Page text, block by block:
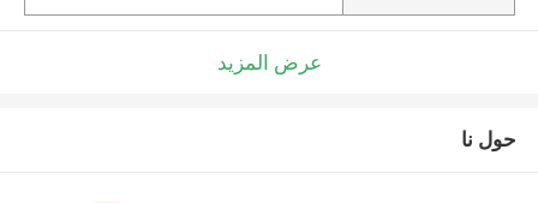
عرض المزيد
حول نا